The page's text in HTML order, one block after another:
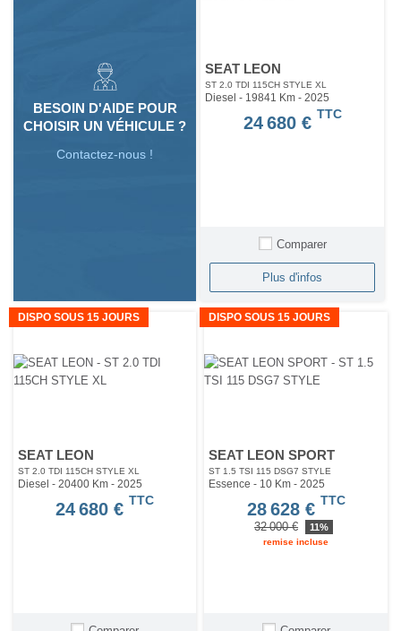
BESOIN D'AIDE POUR
CHOISIR UN VÉHICULE ?
Contactez-nous !
SEAT LEON
ST 2.0 TDI 115CH STYLE XL
Diesel - 19841 Km- 2025
24 680 € TTC
Comparer
Plus d'infos
DISPO SOUS 15 JOURS
SEAT LEON
ST 2.0 TDI 115CH STYLE XL
Diesel - 20400 Km - 2025
24 680 € TTC
DISPO SOUS 15 JOURS
SEAT LEON SPORT
ST 1.5 TSI 115 DSG7 STYLE
Essence - 10 Km- 2025
28 628 € TTC
32 000 € 11%
remise incluse